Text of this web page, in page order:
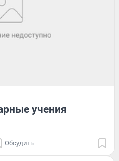
учения
Обсудить